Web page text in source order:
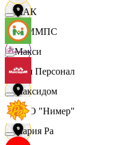
ОЛИМПС
Ваш Персонал
ООО "Нимер"
МАК
Макси
Максидом
Мария Ра